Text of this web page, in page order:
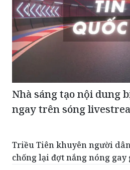
Nhà sáng tạo nội dung
ngay trên sóng
Triều Tiên khuyên người
Mưa lũ và sạt lở đất khiến
mạng ở Ấn Độ